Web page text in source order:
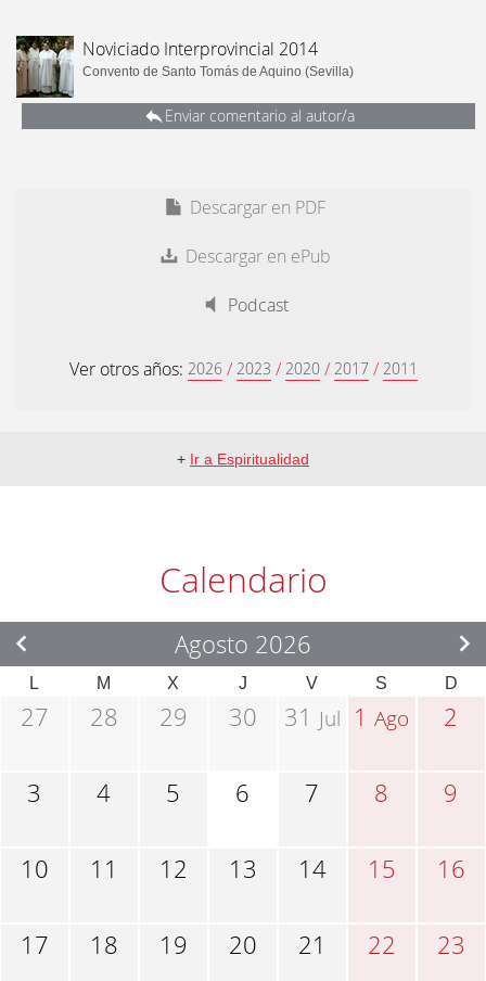
Noviciado Interprovincial 2014
Convento de Santo Tomás de Aquino (Sevilla)
Enviar comentario al autor/a
Descargar en PDF
Descargar en ePub
Podcast
Ver otros años: 2026 / 2023 / 2020 / 2017 / 2011
+ Ir a Espiritualidad
Calendario
Agosto 2026
L M X J V S D
27 28 29 30 31 Jul 1Ago 2
3 4 5 6 7 8 9
10 11 12 13 14 15 16
17 18 19 20 21 22 23